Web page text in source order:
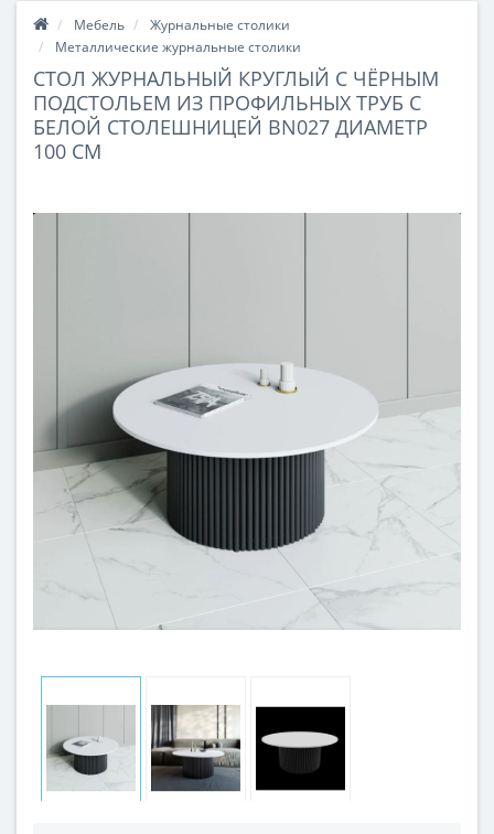
Мебель
Журнальные столики
Металлические журнальные столики
СТОЛ ЖУРНАЛЬНЫЙ КРУГЛЫЙ С ЧЁРНЫМ
ПОДСТОЛЬЕМ ИЗ ПРОФИЛЬНЫХ ТРУБ С
БЕЛОЙ СТОЛЕШНИЦЕЙ BN027 ДИАМЕТР
100 СМ